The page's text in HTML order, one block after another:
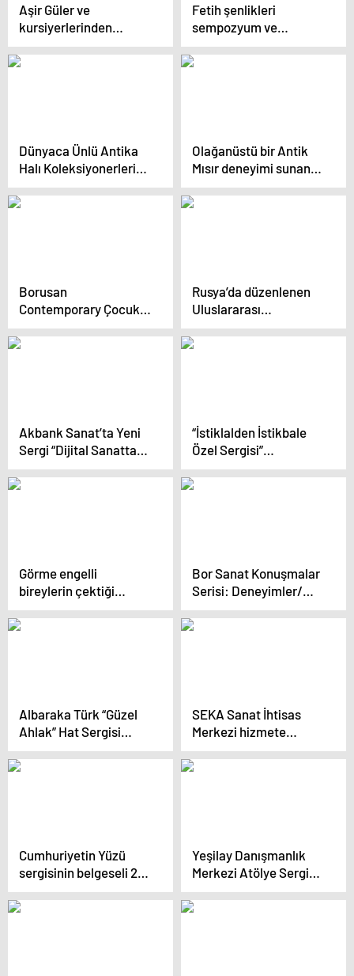
Aşir Güler ve
kursiyerlerinden
görülmeye değer sergi;
Ahşaba hayat verdiler
Fetih şenlikleri
sempozyum ve
sergiyle başladı Aydın:
“Çocuklarımızın
Dünyaca Ünlü Antika
Halı Koleksiyonerleri
İstanbul’da Buluşacak
Olağanüstü bir Antik
Mısır deneyimi sunan
‘Tutankhamun, Çocuk
Firavunun Hazineleri’
Borusan
Contemporary Çocuk
Atölyeleri yeni
etkinliklerle bahara
Rusya’da düzenlenen
Uluslararası
ATOMEXPO-2024
Forumu sona erdi
Akbank Sanat’ta Yeni
Sergi “Dijital Sanatta
Şimdi: Oyun Odası”
“İstiklalden İstikbale
Özel Sergisi”
Çanakkale Destanını
taçlandırdı
Görme engelli
bireylerin çektiği
fotoğraflar bu sergide
Bor Sanat Konuşmalar
Serisi: Deneyimler/
Tanıklıklar Başlıyor
Albaraka Türk “Güzel
Ahlak” Hat Sergisi
Açıldı!
SEKA Sanat İhtisas
Merkezi hizmete
giriyor
Cumhuriyetin Yüzü
sergisinin belgeseli 24
Şubat’ta yayında
Yeşilay Danışmanlık
Merkezi Atölye Sergisi
İstanbul Yenikapı’da
Açıldı